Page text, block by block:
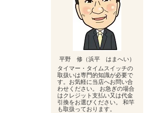
平野 修（浜平 はまへい）
タイマー・タイムスイッチの
取扱いは専門的知識が必要で
す。お気軽に当店へお問い合
わせください。 お急ぎの場合
はクレジット支払い又は代金
引換をお選びください。 和竿
も取扱っております。